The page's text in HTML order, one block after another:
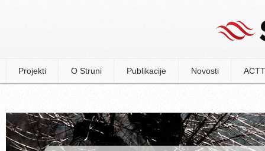
Projekti O Struni Publikacije Novosti